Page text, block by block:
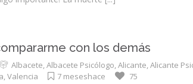
con los demás
Albacete,Albacete Psicólogo,Alicante,Alicante
,Valencia 7 meseshace 75